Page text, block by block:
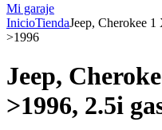
Mi garaje
InicioTiendaJeep, Cherokee
>1996
Jeep,
>1996, 2.5i